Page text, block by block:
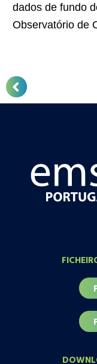
dados de fundo
Observatório de